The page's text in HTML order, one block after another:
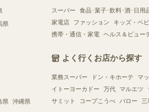
県
県 沖縄県
スーパー 食品･菓子･飲料･酒･日用
家電店
ファッション キッズ・ベ
携帯・通信・家電 ヘルス＆ビュー
よく行くお店から探す
業務スーパー ドン・キホーテ マ
イトーヨーカドー
万代 マルエツ
サミット
コープこうべ バロー 三